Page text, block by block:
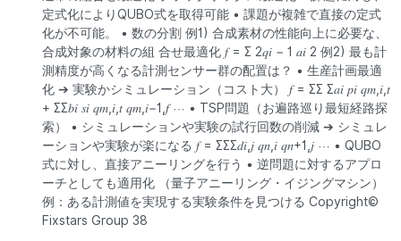
定式化によりQUBO式を取得可能 • 課題が複雑で直接の定式
化が不可能。 • 数の分割 例1) 合成素材の性能向上に必要な、
合成対象の材料の組 合せ最適化 𝑓 = Σ 2𝑞𝑖 − 1 𝑎𝑖 2 例2) 最も計
測精度が高くなる計測センサー群の配置は？ • 生産計画最適
化 ➔ 実験かシミュレーション（コスト大） 𝑓 = ΣΣ Σ𝑎𝑖 𝑝𝑖 𝑞𝑚,𝑖,𝑡
+ ΣΣ𝑏𝑖 𝑠𝑖 𝑞𝑚,𝑖,𝑡 𝑞𝑚,𝑖−1,𝑓 ⋯ • TSP問題（お遍路巡り最短経路探
索） • シミュレーションや実験の試行回数の削減 ➔ シミュレ
ーションや実験が楽になる 𝑓 = ΣΣΣ𝑑𝑖,𝑗 𝑞𝑛,𝑖 𝑞𝑛+1,𝑗 ⋯ • QUBO
式に対し、直接アニーリングを行う • 逆問題に対するアプロ
ーチとしても適用化 （量子アニーリング・イジングマシン）
例：ある計測値を実現する実験条件を見つける Copyright©
Fixstars Group 38